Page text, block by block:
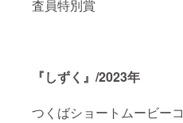
査員特別賞
『しずく』/2023年
つくばショートムービーコ